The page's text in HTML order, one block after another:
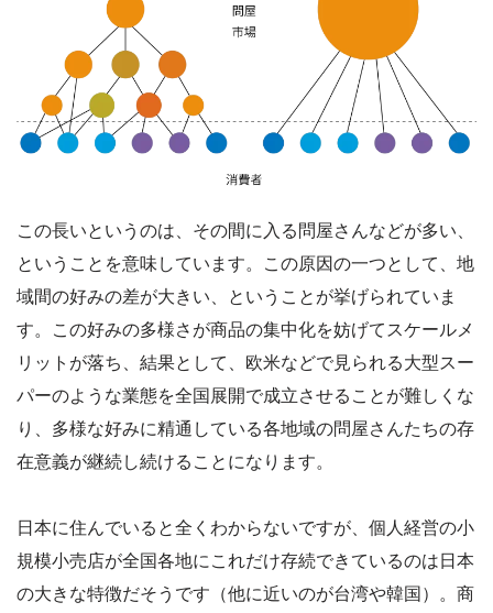
この長いというのは、その間に入る問屋さんなどが多い、
ということを意味しています。この原因の一つとして、地
域間の好みの差が大きい、ということが挙げられていま
す。この好みの多様さが商品の集中化を妨げてスケールメ
リットが落ち、結果として、欧米などで見られる大型スー
パーのような業態を全国展開で成立させることが難しくな
り、多様な好みに精通している各地域の問屋さんたちの存
在意義が継続し続けることになります。
日本に住んでいると全くわからないですが、個人経営の小
規模小売店が全国各地にこれだけ存続できているのは日本
の大きな特徴だそうです（他に近いのが台湾や韓国）。商